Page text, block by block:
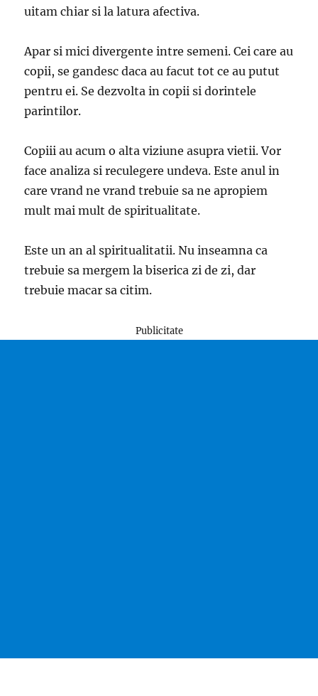
uitam chiar si la latura afectiva.
Apar si mici divergente intre semeni. Cei care au
copii, se gandesc daca au facut tot ce au putut
pentru ei. Se dezvolta in copii si dorintele
parintilor.
Copiii au acum o alta viziune asupra vietii. Vor
face analiza si reculegere undeva. Este anul in
care vrand ne vrand trebuie sa ne apropiem
mult mai mult de spiritualitate.
Este un an al spiritualitatii. Nu inseamna ca
trebuie sa mergem la biserica zi de zi, dar
trebuie macar sa citim.
Publicitate